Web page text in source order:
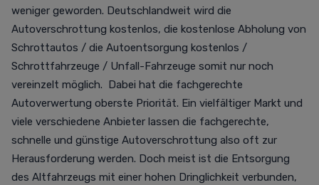
weniger geworden. Deutschlandweit wird die
Autoverschrottung kostenlos, die kostenlose Abholung von
Schrottautos / die Autoentsorgung kostenlos /
Schrottfahrzeuge / Unfall-Fahrzeuge somit nur noch
vereinzelt möglich. Dabei hat die fachgerechte
Autoverwertung oberste Priorität. Ein vielfältiger Markt und
viele verschiedene Anbieter lassen die fachgerechte,
schnelle und günstige Autoverschrottung also oft zur
Herausforderung werden. Doch meist ist die Entsorgung
des Altfahrzeugs mit einer hohen Dringlichkeit verbunden,